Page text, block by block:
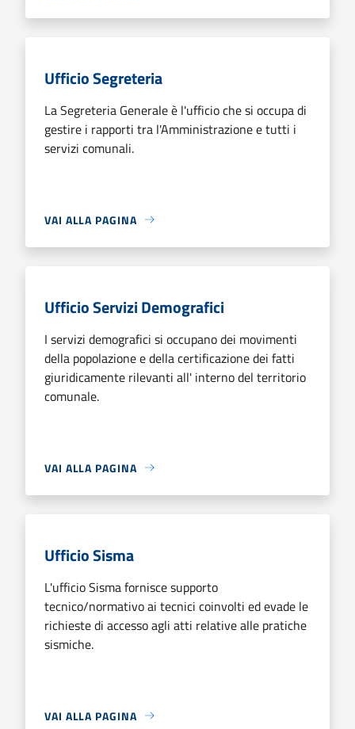
Ufficio Segreteria
La Segreteria Generale è l'ufficio che si occupa di
gestire i rapporti tra l'Amministrazione e tutti i
servizi comunali.
VAI ALLA PAGINA
Ufficio Servizi Demografici
I servizi demografici si occupano dei movimenti
della popolazione e della certificazione dei fatti
giuridicamente rilevanti all' interno del territorio
comunale.
VAI ALLA PAGINA
Ufficio Sisma
L'ufficio Sisma fornisce supporto
tecnico/normativo ai tecnici coinvolti ed evade le
richieste di accesso agli atti relative alle pratiche
sismiche.
VAI ALLA PAGINA